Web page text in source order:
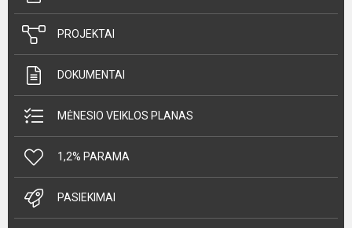
PROJEKTAI
DOKUMENTAI
MĖNESIO VEIKLOS PLANAS
1,2% PARAMA
PASIEKIMAI